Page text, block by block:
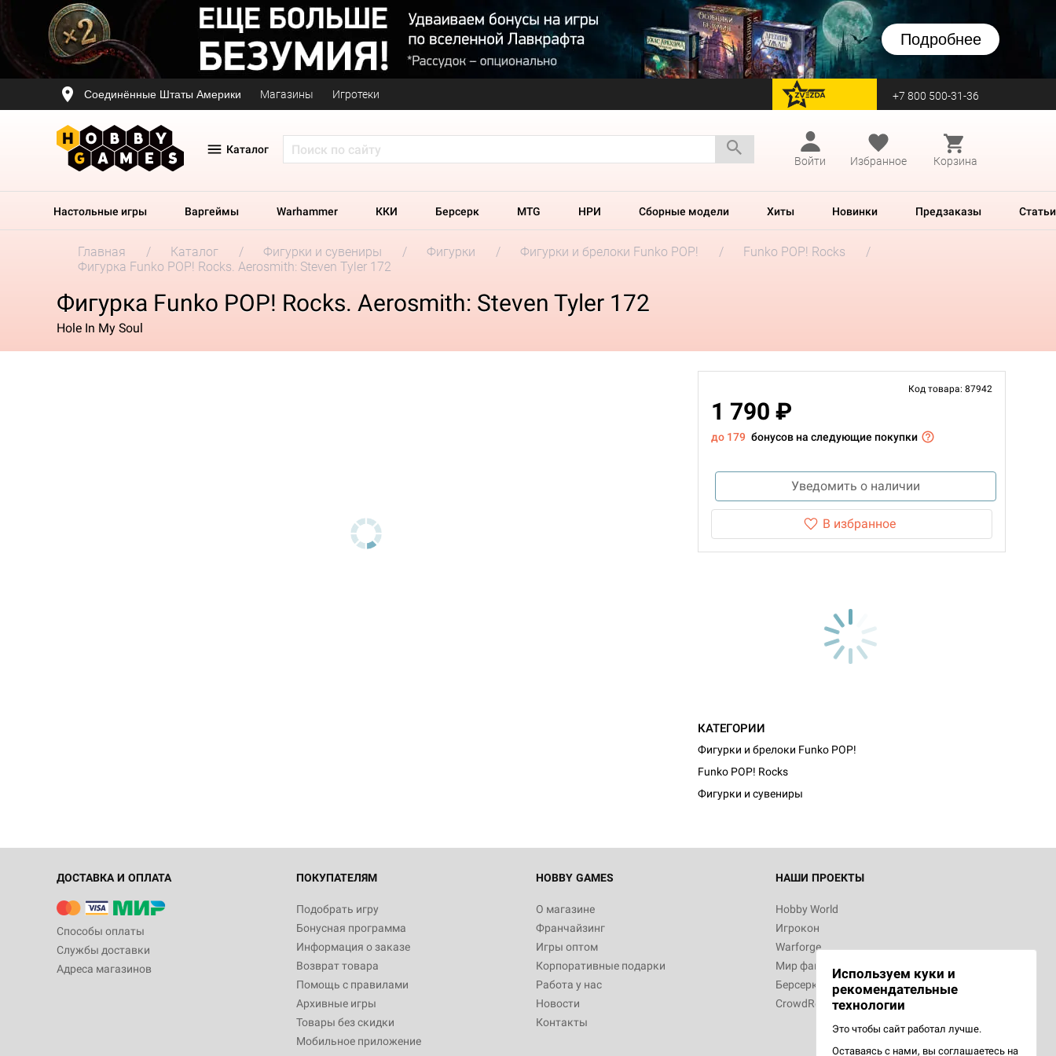
Подробнее
Соединённые Штаты Америки Магазины Игротеки перейти на Zvezda +7 800 500-31-36
Каталог
Войти
Избранное Корзина
Настольные игры Варгеймы Warhammer ККИ Берсерк MTG НРИ Сборные модели Хиты Новинки Предзаказы Статьи
Главная Каталог Фигурки и сувениры Фигурки Фигурки и брелоки Funko POP!
Funko POP! Rocks
Фигурка Funko POP! Rocks. Aerosmith: Steven Tyler 172
Фигурка Funko POP! Rocks. Aerosmith: Steven Tyler 172
Hole In My Soul
Код товара: 87942
1 790 ₽
до 179 бонусов на следующие покупки
Уведомить о наличии
В избранное
КАТЕГОРИИ
Фигурки и брелоки Funko POP!
Funko POP! Rocks
Фигурки и сувениры
ДОСТАВКА И ОПЛАТА
Способы оплаты
Службы доставки
Адреса магазинов
ПОКУПАТЕЛЯМ
Подобрать игру
Бонусная программа
Информация о заказе
Возврат товара
Помощь с правилами
Архивные игры
Товары без скидки
Мобильное приложение
HOBBY GAMES
О магазине
Франчайзинг
Игры оптом
Корпоративные подарки
Работа у нас
Новости
Контакты
НАШИ ПРОЕКТЫ
Hobby World
Игрокон
Warforge
Мир фантастики
Берсерк
CrowdRepublic
Используем куки и
рекомендательные
технологии
Это чтобы сайт работал лучше.
Оставаясь с нами, вы соглашаетесь на